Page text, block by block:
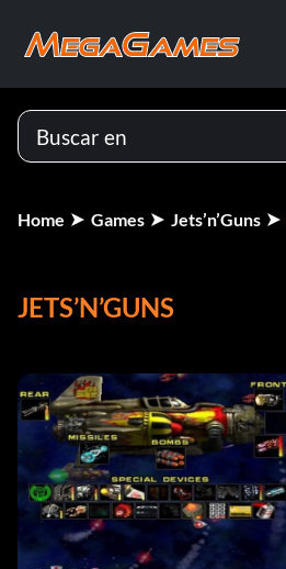
Home Games Jets’n’Guns
JETS’N’GUNS